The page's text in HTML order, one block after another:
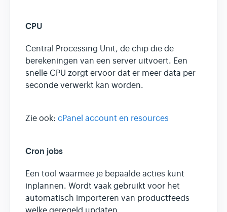
CPU
Central Processing Unit, de chip die de
berekeningen van een server uitvoert. Een
snelle CPU zorgt ervoor dat er meer data per
seconde verwerkt kan worden.
Zie ook: cPanel account en resources
Cron jobs
Een tool waarmee je bepaalde acties kunt
inplannen. Wordt vaak gebruikt voor het
automatisch importeren van productfeeds